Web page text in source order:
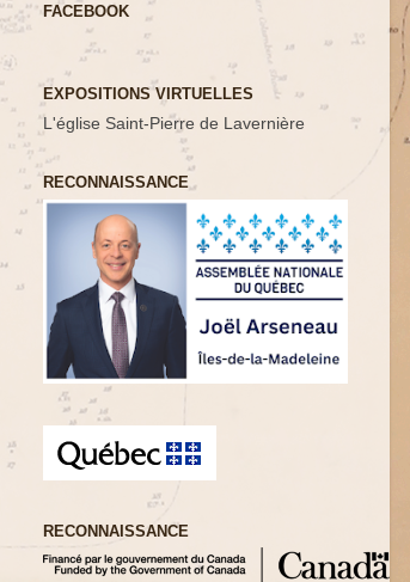
FACEBOOK
EXPOSITIONS VIRTUELLES
L'église Saint-Pierre de Lavernière
RECONNAISSANCE
RECONNAISSANCE